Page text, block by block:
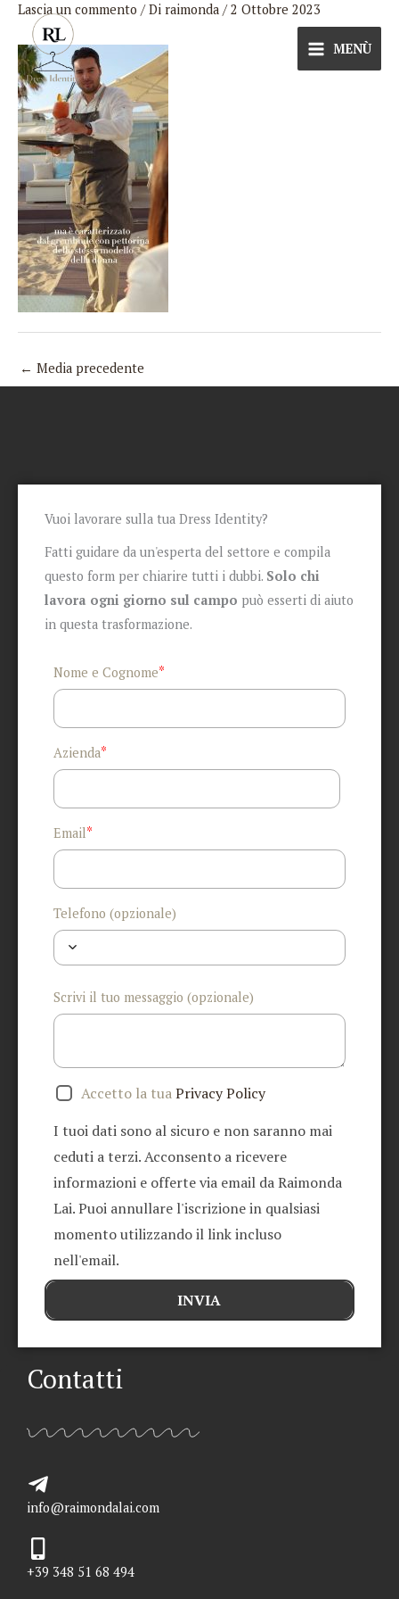
contenuto
MENÙ
Lascia un commento / Di raimonda /2 Ottobre 2023
← Media precedente
Vuoi lavorare sulla tua Dress Identity?
Fatti guidare da un'esperta del settore e compila
questo form per chiarire tutti i dubbi. Solo chi
lavora ogni giorno sul campo può esserti di aiuto
in questa trasformazione.
Nome e Cognome*
Azienda*
Email*
Telefono (opzionale)
Scrivi il tuo messaggio (opzionale)
Accetto la tuaPrivacy Policy
I tuoi dati sono al sicuro e non saranno mai
ceduti a terzi. Acconsento a ricevere
informazioni e offerte via email da Raimonda
Lai. Puoi annullare l'iscrizione in qualsiasi
momento utilizzando il link incluso
nell'email.
INVIA
Contatti
info@raimondalai.com
+39 348 51 68 494